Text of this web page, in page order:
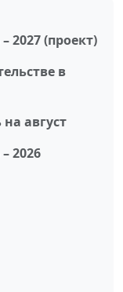
2027 (проект)
в
август
2026